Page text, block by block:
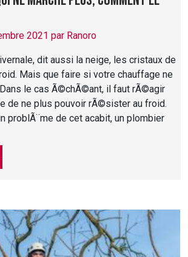
2021 par Ranoro
dit aussi la neige, les cristaux de
Mais que faire si votre chauffage ne
le cas Ã©chÃ©ant, il faut rÃ©agir
de ne plus pouvoir rÃ©sister au froid.
problÃ¨me de cet acabit, un plombier